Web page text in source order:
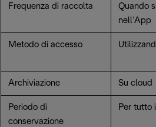
Frequenza di raccolta
Quando
nell’App
Metodo di accesso
Archiviazione Su cloud
Periodo di
conservazione
Per tutto